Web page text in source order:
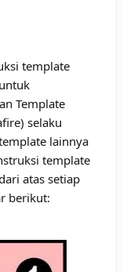
template
Template
) selaku
lainnya
template
atas setiap
berikut: